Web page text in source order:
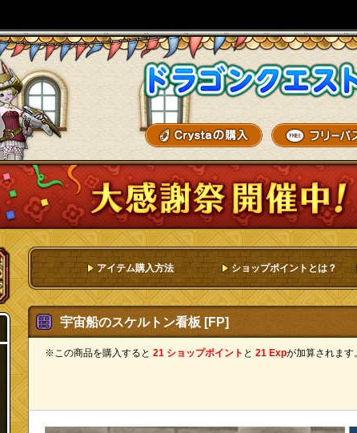
冒険者の広場へ
ログイン
アイテム購入方法 ショップポイントとは？
宇宙船のスケルトン看板 [FP]
※この商品を購入すると 21 ショップポイント と 21 Expが加算されます。